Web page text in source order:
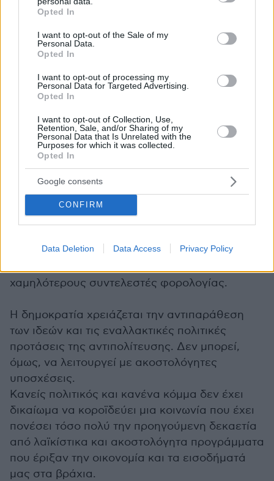
grant or deny consent to Google and its third-party tags to
use your data for below specified purposes in below Google
consent section.
Opted In
I want to opt-out of the Sale of my
Personal Data.
Opted In
I want to opt-out of processing my
Personal Data for Targeted Advertising.
Opted In
I want to opt-out of Collection, Use,
Retention, Sale, and/or Sharing of my
Personal Data that Is Unrelated with the
Purposes for which it was collected.
Opted In
Google consents
CONFIRM
Data Deletion Data Access Privacy Policy
απλό ερώτημα: Ποιους φόρους θα αυξήσει ή
έκτακτη βάση ώστε να εξασφαλίσει σταθερά
επιπλέον έσοδα ύψους 4 δισ. ευρώ κάθε
χρόνο; Αλλά και τι επίδραση θα έχει μια τέτοια
αύξηση στη συνολικότερη οικονομική
απασχόληση και τελικά τα δημόσια έσοδα.
Η πραγματική οικονομία δουλεύει με τους
κανόνες της προσφοράς και της ζήτησης και
όχι με στερεότυπα και ιδεολογήματα περί
δήθεν δικαιοσύνης που έχουν διαψευστεί από
την ίδια την πραγματικότητα. Αν μια χώρα
επιχειρήσεις τότε το επιχειρηματικό κεφάλαιο
χαμηλότερους συντελεστές φορολογίας.
Η δημοκρατία χρειάζεται την αντιπαράθεση
των ιδεών και τις εναλλακτικές πολιτικές
προτάσεις της αντιπολίτευσης. Δεν μπορεί,
όμως, να λειτουργεί με ακοστολόγητες
υποσχέσεις.
Κανείς πολιτικός και κανένα κόμμα δεν έχει
δικαίωμα να κοροϊδεύει μια κοινωνία που έχει
πονέσει τόσο πολύ την προηγούμενη δεκαετία
από λαϊκίστικα και ακοστολόγητα προγράμματα
που έριξαν την οικονομία και τα εισοδήματά
μας στα βράχια.